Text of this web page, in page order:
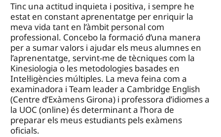
Tinc una actitud inquieta i positiva, i sempre he
estat en constant aprenentatge per enriquir la
meva vida tant en l’àmbit personal com
professional. Concebo la formació d’una manera
per a sumar valors i ajudar els meus alumnes en
l’aprenentatge, servint-me de tècniques com la
Kinesiologia o les metodologies basades en
Intel·ligències múltiples. La meva feina com a
examinadora i Team leader a Cambridge English
(Centre d’Exàmens Girona) i professora d’idiomes a
la UOC (online) és determinant a l’hora de
preparar els meus estudiants pels exàmens
oficials.